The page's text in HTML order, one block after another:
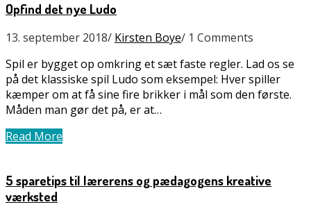
Opfind det nye Ludo
13. september 2018/ Kirsten Boye/ 1 Comments
Spil er bygget op omkring et sæt faste regler. Lad os se
på det klassiske spil Ludo som eksempel: Hver spiller
kæmper om at få sine fire brikker i mål som den første.
Måden man gør det på, er at…
Read More
5 sparetips til lærerens og pædagogens kreative
værksted